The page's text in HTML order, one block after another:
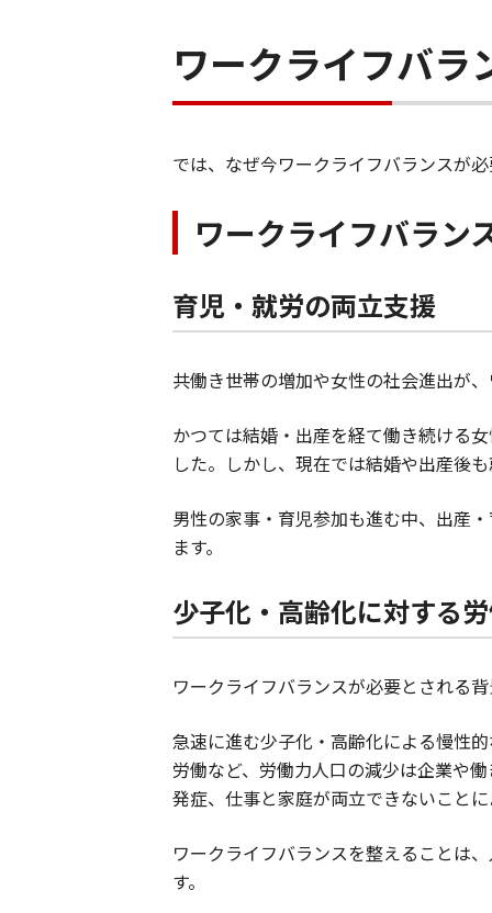
ワークライフバラ
では、なぜ今ワークライフバランスが
ワークライフバラン
育児・就労の両立支援
共働き世帯の増加や女性の社会進出が
かつては結婚・出産を経て働き続ける
した。しかし、現在では結婚や出産後
男性の家事・育児参加も進む中、出産
ます。
少子化・高齢化に対する
ワークライフバランスが必要とされる
急速に進む少子化・高齢化による慢性
労働など、労働力人口の減少は企業や
発症、仕事と家庭が両立できないこと
ワークライフバランスを整えることは
す。